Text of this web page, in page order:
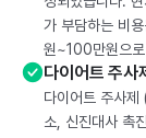
가 부담하는 비
원~100만원으
다이어트 주사
다이어트 주사제
소, 신진대사 촉